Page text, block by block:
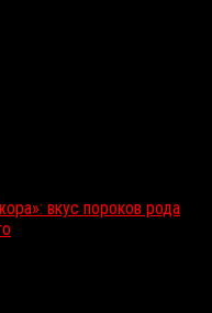
вкус пороков рода